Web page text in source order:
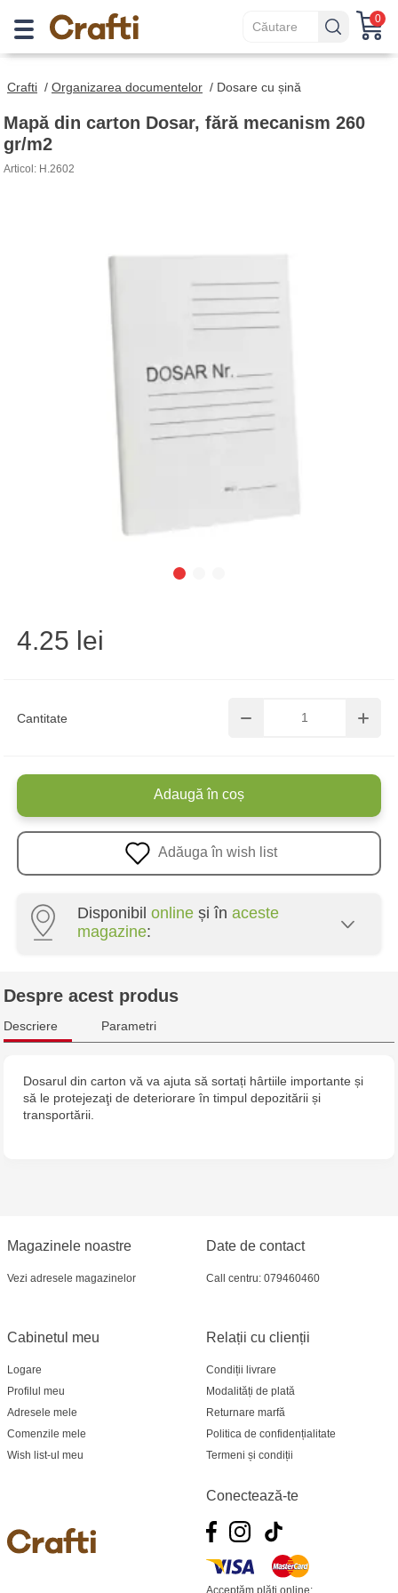
0
Crafti / Organizarea documentelor / Dosare cu șină
Mapă din carton Dosar, fără mecanism 260
gr/m2
Articol: H.2602
Cantitate
4.25 lei
Adaugă în coș
Adăuga în wish list
Disponibil online și în aceste
magazine:
Crafti Botanica - bd. Decebal, 139
Crafti Buiucani - str. Alba Iulia, 77/18
Multistore Poșta Veche - str. Socoleni, 7
Crafti Centru - bd. Ștefan cel Mare și Sfânt,
182
Crafti Ciocana - bd. Mircea cel Bătrân,17/3
Crafti Buiucani - str. Ion Creangă, 68/1
Crafti Ciocana- Port Mall, etajul 3
Crafti Căușeni- str. Mihai Eminescu, 6
Despre acest produs
Descriere Parametri
Dosarul din carton vă va ajuta să sortați hârtiile importante și
să le protejezaţi de deteriorare în timpul depozitării și
transportării.
Magazinele noastre
Vezi adresele magazinelor
Relații cu clienții
Condiții livrare
Modalități de plată
Returnare marfă
Politica de confidențialitate
Termeni și condiții
Cabinetul meu
Logare
Profilul meu
Adresele mele
Comenzile mele
Wish list-ul meu
Date de contact
Call centru: 079460460
Conectează-te
Acceptăm plăți online: